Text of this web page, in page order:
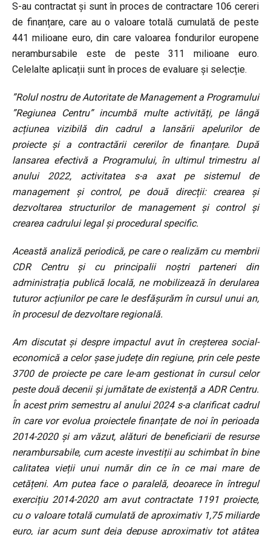
S-au contractat și sunt în proces de contractare 106 cereri
de finanțare, care au o valoare totală cumulată de peste
441 milioane euro, din care valoarea fondurilor europene
nerambursabile este de peste 311 milioane euro.
Celelalte aplicații sunt în proces de evaluare și selecție.
”Rolul nostru de Autoritate de Management a Programului
”Regiunea Centru” incumbă multe activități, pe lângă
acțiunea vizibilă din cadrul a lansării apelurilor de
proiecte și a contractării cererilor de finanțare. După
lansarea efectivă a Programului, în ultimul trimestru al
anului 2022, activitatea s-a axat pe sistemul de
management și control, pe două direcții: crearea și
dezvoltarea structurilor de management și control și
crearea cadrului legal și procedural specific.
Această analiză periodică, pe care o realizăm cu membrii
CDR Centru și cu principalii noștri parteneri din
administrația publică locală, ne mobilizează în derularea
tuturor acțiunilor pe care le desfășurăm în cursul unui an,
în procesul de dezvoltare regională.
Am discutat și despre impactul avut în creșterea social-
economică a celor șase județe din regiune, prin cele peste
3700 de proiecte pe care le-am gestionat în cursul celor
peste două decenii și jumătate de existență a ADR Centru.
În acest prim semestru al anului 2024 s-a clarificat cadrul
în care vor evolua proiectele finanțate de noi în perioada
2014-2020 și am văzut, alături de beneficiarii de resurse
nerambursabile, cum aceste investiții au schimbat în bine
calitatea vieții unui număr din ce în ce mai mare de
cetățeni. Am putea face o paralelă, deoarece în întregul
exercițiu 2014-2020 am avut contractate 1191 proiecte,
cu o valoare totală cumulată de aproximativ 1,75 miliarde
euro, iar acum sunt deja depuse aproximativ tot atâtea